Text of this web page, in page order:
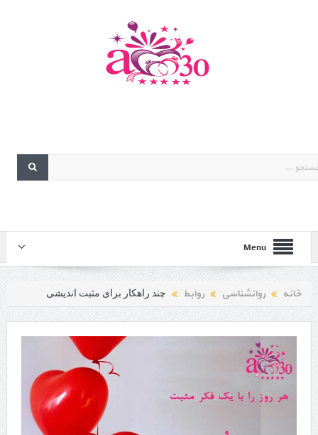
Menu
خانه روانشناسی روابط چند راهکار برای مثبت اندیشی